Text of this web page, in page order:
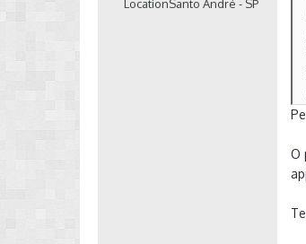
LocationSanto André - SP
O